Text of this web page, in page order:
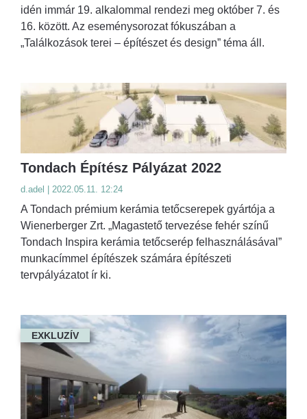
idén immár 19. alkalommal rendezi meg október 7. és
16. között. Az eseménysorozat fókuszában a
„Találkozások terei – építészet és design” téma áll.
Tondach Építész Pályázat 2022
d.adel | 2022.05.11. 12:24
A Tondach prémium kerámia tetőcserepek gyártója a
Wienerberger Zrt. „Magastető tervezése fehér színű
Tondach Inspira kerámia tetőcserép felhasználásával”
munkacímmel építészek számára építészeti
tervpályázatot ír ki.
EXKLUZÍV